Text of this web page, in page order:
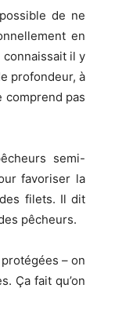
de ne
en
il y
profondeur, à
comprend pas
semi-
favoriser la
filets. Il dit
pêcheurs.
– on
Ça fait qu’on